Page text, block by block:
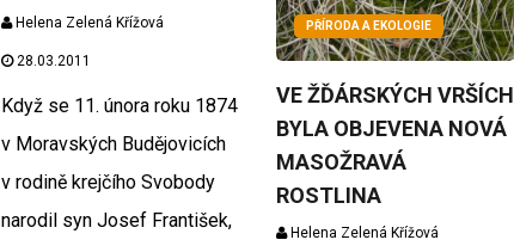
Helena Zelená Křížová
28.03.2011
Když se 11. února roku 1874
v Moravských Budějovicích
v rodině krejčího Svobody
narodil syn Josef František,
PŘÍRODA A EKOLOGIE
VE ŽĎÁRSKÝCH VRŠÍCH
BYLA OBJEVENA NOVÁ
MASOŽRAVÁ
ROSTLINA
Helena Zelená Křížová